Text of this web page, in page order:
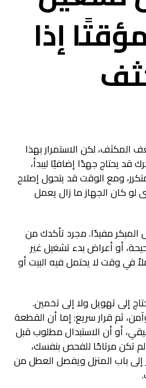
إذا
المكثف، لكن الاستمرار بهذا
يحتاج جهدًا إضافيًا ليبدأ،
ومع الوقت قد يتحول إصلاح
لو كان الجهاز ما زال يعمل
مفيدًا. مجرد تأكدك من
أو أعراض بدء تشغيل غير
في وقت لا يحتمل فيه البيت أو
إلى تهويل ولا إلى تخمين.
ثم قرار سريع: إما أن القطعة
أو أن الاستبدال مطلوب قبل
لم تكن مرتاحًا للفحص بنفسك،
باب المنزل ويفصل العطل من